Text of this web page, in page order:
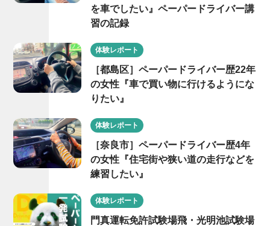
を車でしたい』ペーパードライバー講
習の記録
体験レポート
［都島区］ペーパードライバー歴22年
の女性『車で買い物に行けるようにな
りたい』
体験レポート
［奈良市］ペーパードライバー歴4年
の女性『住宅街や狭い道の走行などを
練習したい』
体験レポート
門真運転免許試験場飛・光明池試験場